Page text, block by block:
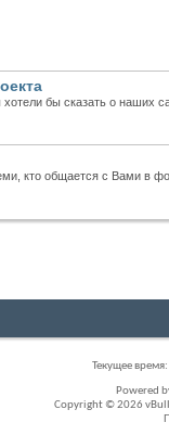
бы сказать о наших
кто общается с Вами в
Текущее время:
Powered
Copyright © 2026